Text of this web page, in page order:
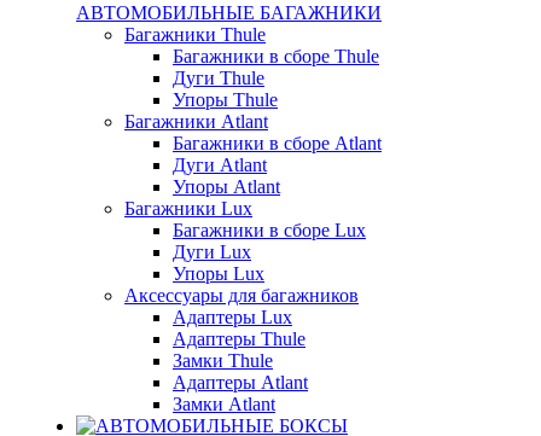
АВТОМОБИЛЬНЫЕ БАГАЖНИКИ
Багажники Thule
Багажники в сборе Thule
Дуги Thule
Упоры Thule
Багажники Atlant
Багажники в сборе Atlant
Дуги Atlant
Упоры Atlant
Багажники Lux
Багажники в сборе Lux
Дуги Lux
Упоры Lux
Аксессуары для багажников
Адаптеры Lux
Адаптеры Thule
Замки Thule
Адаптеры Atlant
Замки Atlant